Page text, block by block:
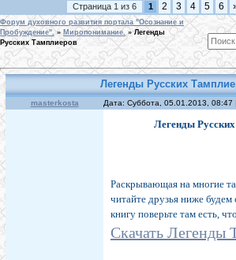
Страница 1 из 6 1 2 3 4 5 6
Форум духовного развития портала "Осознание и
Пробуждение". » Миропонимание. » Легенды
Русских Тамплиеров
Легенды Русских
masterkosta Дата: Суббота, 05.01.2013,
Легенды
Раскрывающая на многие
читайте друзья ниже
книгу поверьте там есть,
Скачать Легенды